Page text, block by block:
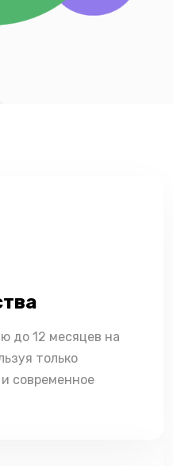
до 12 месяцев на
только
современное